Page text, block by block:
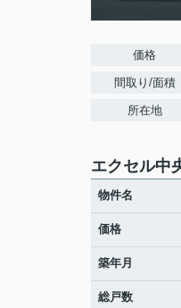
価格
間取り/面積
所在地
エクセル中
物件名
価格
築年月
総戸数